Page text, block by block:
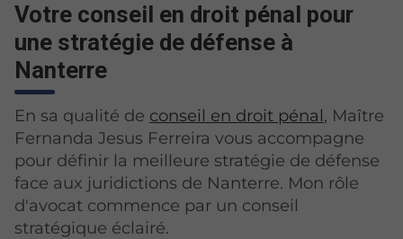
Votre conseil en droit pénal pour
une stratégie de défense à
Nanterre
En sa qualité de conseil en droit pénal, Maître
Fernanda Jesus Ferreira vous accompagne
pour définir la meilleure stratégie de défense
face aux juridictions de Nanterre. Mon rôle
d'avocat commence par un conseil
stratégique éclairé.